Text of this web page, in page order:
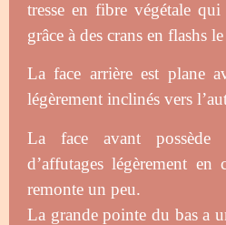
tresse en fibre végétale
grâce à des crans en flashs
La face arrière est plane
légèrement inclinés vers
La face avant
d’affutages légèrement en
remonte un peu.
La grande pointe du bas a